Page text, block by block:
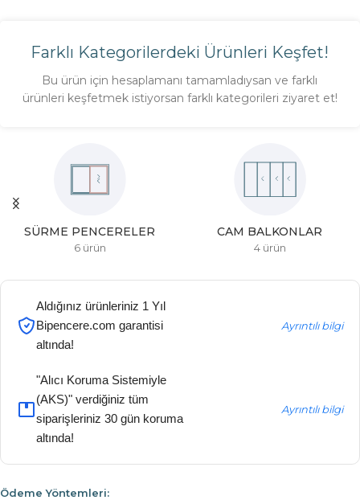
Farklı Kategorilerdeki Ürünleri Keşfet!
Bu ürün için hesaplamanı tamamladıysan ve farklı
ürünleri keşfetmek istiyorsan farklı kategorileri ziyaret et!
SÜRME PENCERELER
6 ürün
CAM BALKONLAR
4 ürün
Aldığınız ürünleriniz 1 Yıl
Bipencere.com garantisi
altında!
Ayrıntılı bilgi
"Alıcı Koruma Sistemiyle
(AKS)" verdiğiniz tüm
siparişleriniz 30 gün koruma
altında!
Ayrıntılı bilgi
Ödeme Yöntemleri: